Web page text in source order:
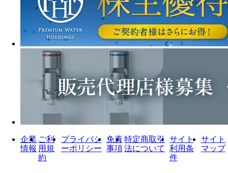
企業
情報
ご利
用規
約
プライバシ
ーポリシー
免責
事項
特定商取引
法について
サイト
利用条
件
サイト
マップ